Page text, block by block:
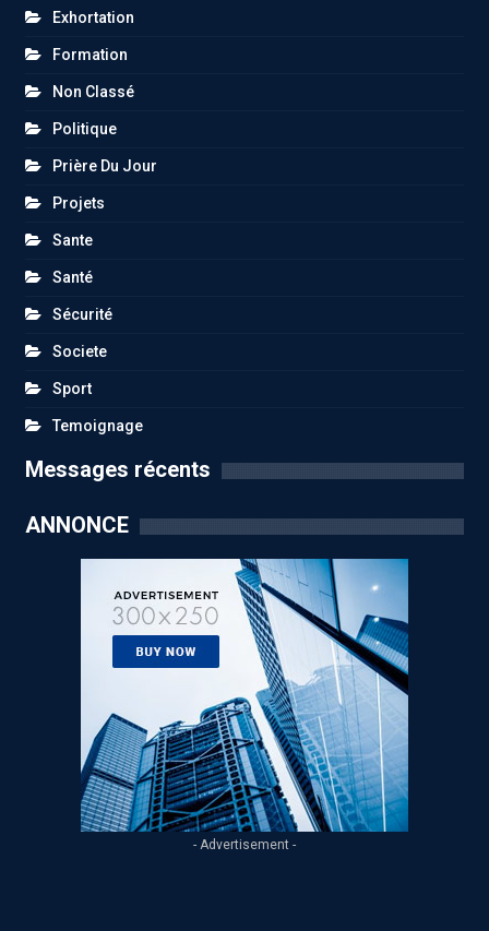
Exhortation
Formation
Non Classé
Politique
Prière Du Jour
Projets
Sante
Santé
Sécurité
Societe
Sport
Temoignage
Messages récents
ANNONCE
- Advertisement -